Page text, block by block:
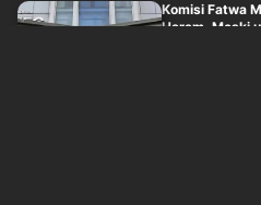
Komisi Fatwa
Haram, Meski